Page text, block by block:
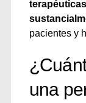
pacientes y
una